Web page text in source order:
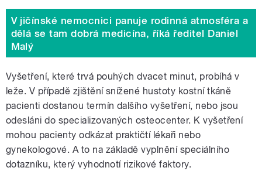
V jičínské nemocnici panuje rodinná atmosféra a
dělá se tam dobrá medicína, říká ředitel Daniel
Malý
Vyšetření, které trvá pouhých dvacet minut, probíhá v
leže. V případě zjištění snížené hustoty kostní tkáně
pacienti dostanou termín dalšího vyšetření, nebo jsou
odesláni do specializovaných osteocenter. K vyšetření
mohou pacienty odkázat praktičtí lékaři nebo
gynekologové. A to na základě vyplnění speciálního
dotazníku, který vyhodnotí rizikové faktory.